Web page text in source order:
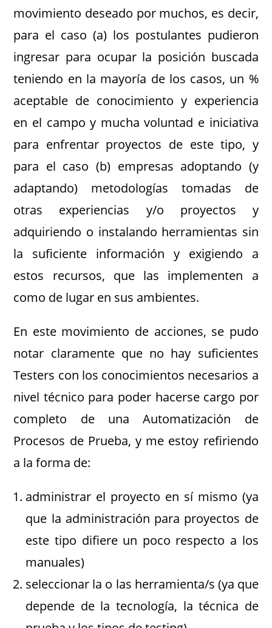
movimiento deseado por muchos, es decir,
para el caso (a) los postulantes pudieron
ingresar para ocupar la posición buscada
teniendo en la mayoría de los casos, un %
aceptable de conocimiento y experiencia
en el campo y mucha voluntad e iniciativa
para enfrentar proyectos de este tipo, y
para el caso (b) empresas adoptando (y
adaptando) metodologías tomadas de
otras experiencias y/o proyectos y
adquiriendo o instalando herramientas sin
la suficiente información y exigiendo a
estos recursos, que las implementen a
como de lugar en sus ambientes.
En este movimiento de acciones, se pudo
notar claramente que no hay suficientes
Testers con los conocimientos necesarios a
nivel técnico para poder hacerse cargo por
completo de una Automatización de
Procesos de Prueba, y me estoy refiriendo
a la forma de:
administrar el proyecto en sí mismo (ya
que la administración para proyectos de
este tipo difiere un poco respecto a los
manuales)
seleccionar la o las herramienta/s (ya que
depende de la tecnología, la técnica de